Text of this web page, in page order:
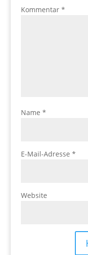
Kommentar *
Name *
E-Mail-Adresse *
Website